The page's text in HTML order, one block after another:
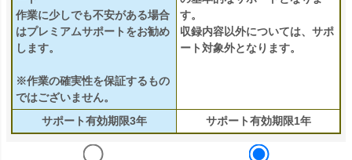
作業に少しでも不安がある場合
はプレミアムサポートをお勧め
します。
※作業の確実性を保証するもの
ではございません。
す。
収録内容以外については、サポ
ート対象外となります。
サポート有効期限3年 サポート有効期限1年